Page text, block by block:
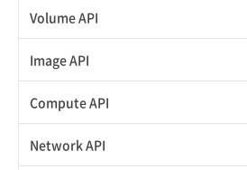
APIでVPSを作成する
API情報を確認する
Credential一覧取得
Credential作成
Credential削除
Volume API
スナップショット一覧取得
スナップショット作成
スナップショット削除
Image API
ISOイメージアップロード
ISOイメージ作成
Compute API
ISOイメージ挿入/排出
Network API